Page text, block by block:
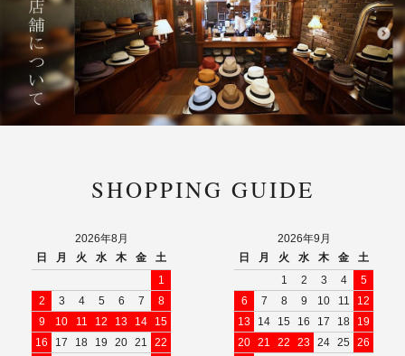
SHOPPING GUIDE
2026年8月
日
月 火 水 木 金
土
1
2
3 4 5 6 7
8
9
10 11 12 13 14
15
16
17 18 19 20 21
22
2026年9月
日
月 火 水 木 金
土
1
2 3 4
5
6
7 8 9 10 11
12
13
14 15 16 17 18
19
20 21 22 23 24 25
26